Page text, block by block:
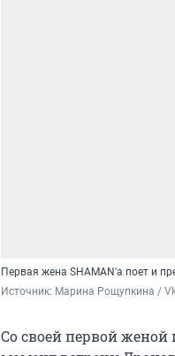
Первая жена SHAMAN'а поет и
Источник: Марина Рощупкина /
Со своей первой женой